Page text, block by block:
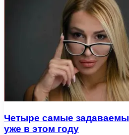
Четыре самые
уже в этом году